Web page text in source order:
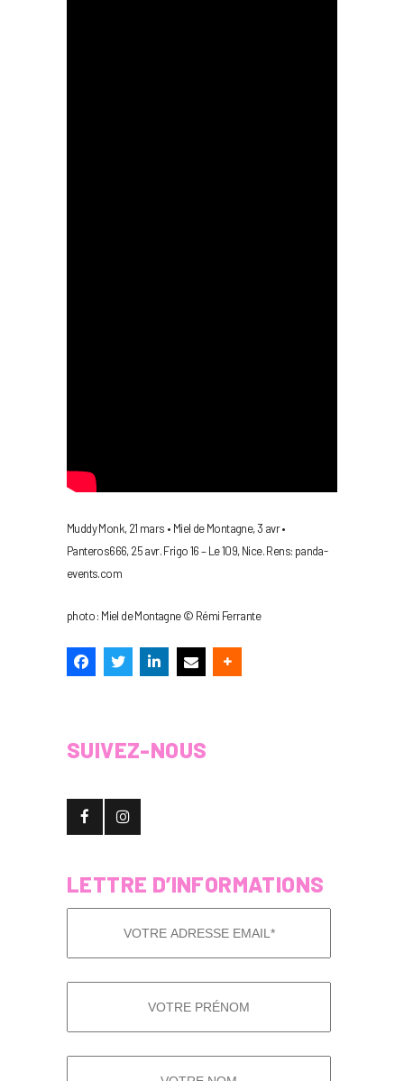
Muddy Monk, 21 mars • Miel de Montagne, 3 avr •
Panteros666, 25 avr. Frigo 16 – Le 109, Nice. Rens: panda-
events.com
photo : Miel de Montagne © Rémi Ferrante
SUIVEZ-NOUS
LETTRE D’INFORMATIONS